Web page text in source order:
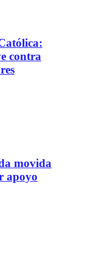
contra
movida
apoyo